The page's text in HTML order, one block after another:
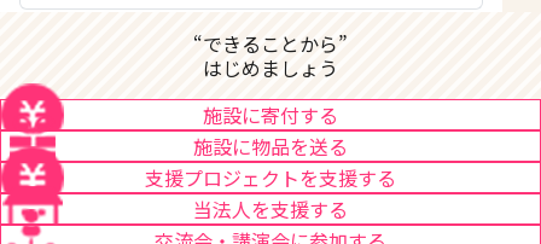
“できることから”
はじめましょう
施設に寄付する
施設に物品を送る
支援プロジェクトを支援する
当法人を支援する